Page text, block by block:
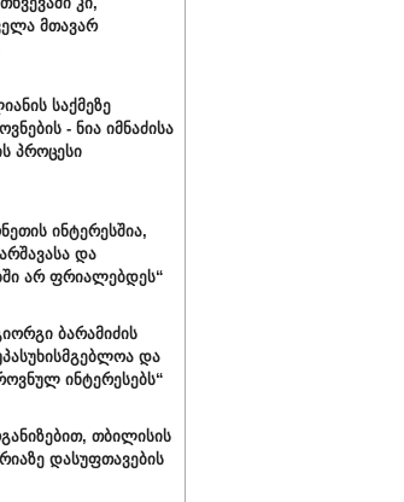
მთავარ
საქმეზე
- ნია იმნაძისა
პროცესი
ინტერესშია,
და
არ ფრიალებდეს“
ბარამიძის
და
ინტერესებს“
თბილისის
დასუფთავების